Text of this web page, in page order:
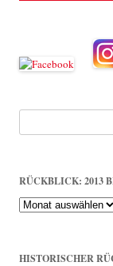
Suche
nach:
RÜCKBLICK: 2013
Rückblick:
2013
bis
HISTORISCHER